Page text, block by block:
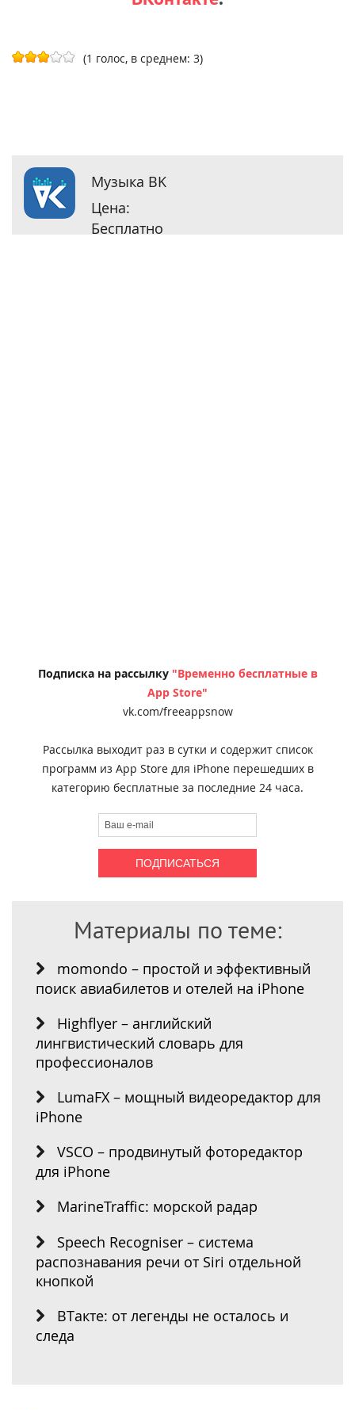
(1 голос, в среднем: 3)
Mузыка BK
– качаем
музыку из
Цена:
Бесплатно
Подписка на рассылку "Временно бесплатные в
App Store"
vk.com/freeappsnow
Рассылка выходит раз в сутки и содержит список
программ из App Store для iPhone перешедших в
категорию бесплатные за последние 24 часа.
Материалы по теме:
momondo – простой и эффективный
поиск авиабилетов и отелей на iPhone
Highflyer – английский
лингвистический словарь для
профессионалов
LumaFX – мощный видеоредактор для
iPhone
VSCO – продвинутый фоторедактор
для iPhone
MarineTraffic: морской радар
Speech Recogniser – система
распознавания речи от Siri отдельной
кнопкой
ВТакте: от легенды не осталось и
следа